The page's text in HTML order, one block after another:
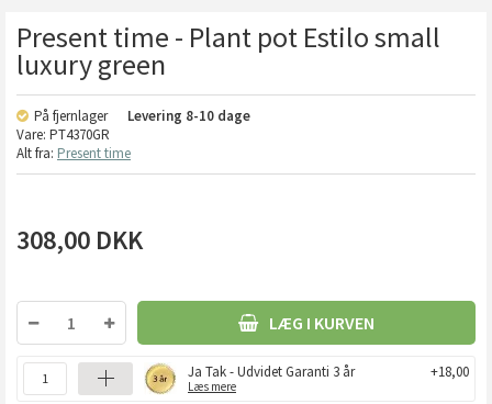
Present time - Plant pot Estilo small
luxury green
På fjernlager Levering 8-10 dage
Vare: PT4370GR
Alt fra: Present time
308,00 DKK
LÆG I KURVEN
Ja Tak - Udvidet Garanti 3 år
Læs mere
+18,00